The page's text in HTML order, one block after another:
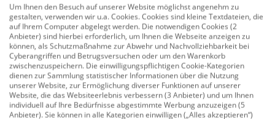
Farbwalze. Dazu gehört eine Farbwanne 26 x 32 cm mit
integrierter Abstreifvorrichtung, um ein gleichmäßiges
Streichergebnis zu erreichen. Die Abdeckfolie 10 m²
ermöglicht einen sauberen Arbeitsbereich.
8-teiliges Set: 2 Bügel, 4 Farbwalzen, 3 kleine und 1
große Farbwalze
Farbroller-Bügel 10 cm und 18 cm
Um Ihnen den Besuch auf unserer Website möglichst angenehm zu
gestalten, verwenden wir u.a. Cookies. Cookies sind kleine Textdateien, die
auf Ihrem Computer abgelegt werden. Die notwendigen Cookies (2
Anbieter) sind hierbei erforderlich, um Ihnen die Webseite anzeigen zu
können, als Schutzmaßnahme zur Abwehr und Nachvollziehbarkeit bei
Cyberangriffen und Betrugsversuchen oder um den Warenkorb
zwischenzuspeichern. Die einwilligungspflichtigen Cookie-Kategorien
dienen zur Sammlung statistischer Informationen über die Nutzung
unserer Website, zur Ermöglichung diverser Funktionen auf unserer
Website, die das Websiteerlebnis verbessern (3 Anbieter) und um Ihnen
individuell auf Ihre Bedürfnisse abgestimmte Werbung anzuzeigen (5
Anbieter). Sie können in alle Kategorien einwilligen („Alles akzeptieren“)